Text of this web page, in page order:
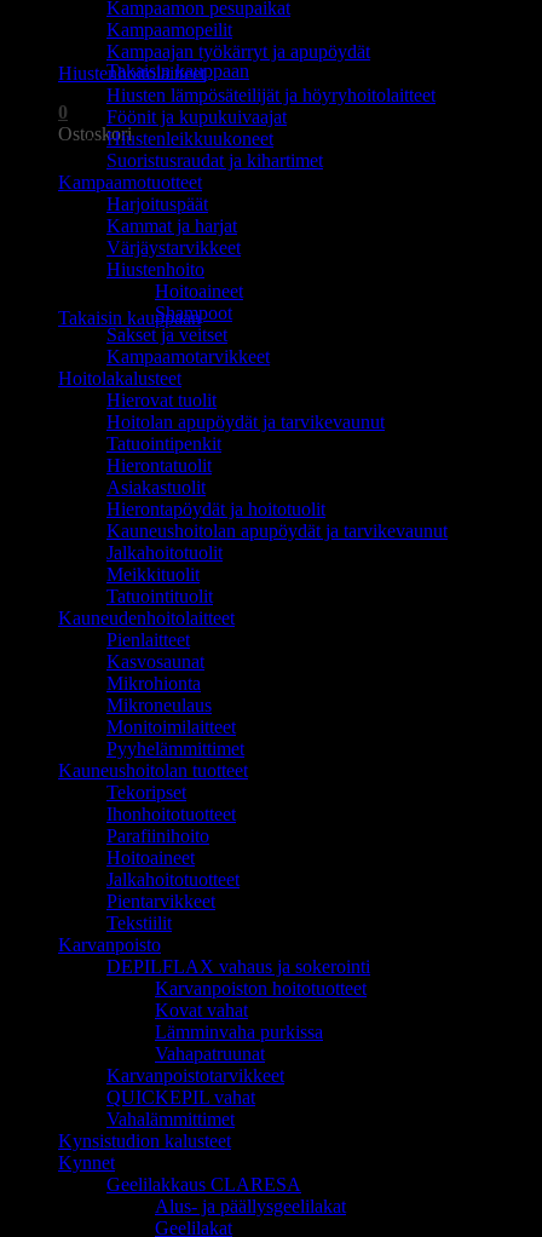
Ostoskori on tyhjä.
Takaisin kauppaan
0
Ostoskori
Ostoskori on tyhjä.
Takaisin kauppaan
Kampaamon pesupaikat
Kampaamopeilit
Kampaajan työkärryt ja apupöydät
Hiustenhoitolaitteet
Hiusten lämpösäteilijät ja höyryhoitolaitteet
Föönit ja kupukuivaajat
Hiustenleikkuukoneet
Suoristusraudat ja kihartimet
Kampaamotuotteet
Harjoituspäät
Kammat ja harjat
Värjäystarvikkeet
Hiustenhoito
Hoitoaineet
Shampoot
Sakset ja veitset
Kampaamotarvikkeet
Hoitolakalusteet
Hierovat tuolit
Hoitolan apupöydät ja tarvikevaunut
Tatuointipenkit
Hierontatuolit
Asiakastuolit
Hierontapöydät ja hoitotuolit
Kauneushoitolan apupöydät ja tarvikevaunut
Jalkahoitotuolit
Meikkituolit
Tatuointituolit
Kauneudenhoitolaitteet
Pienlaitteet
Kasvosaunat
Mikrohionta
Mikroneulaus
Monitoimilaitteet
Pyyhelämmittimet
Kauneushoitolan tuotteet
Tekoripset
Ihonhoitotuotteet
Parafiinihoito
Hoitoaineet
Jalkahoitotuotteet
Pientarvikkeet
Tekstiilit
Karvanpoisto
DEPILFLAX vahaus ja sokerointi
Karvanpoiston hoitotuotteet
Kovat vahat
Lämminvaha purkissa
Vahapatruunat
Karvanpoistotarvikkeet
QUICKEPIL vahat
Vahalämmittimet
Kynsistudion kalusteet
Kynnet
Geelilakkaus CLARESA
Alus- ja päällysgeelilakat
Geelilakat